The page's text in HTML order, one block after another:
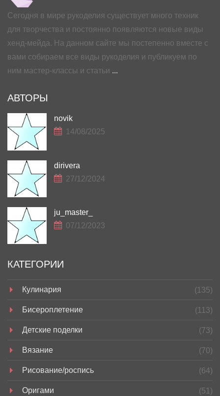
Сегодня в мире рукоделия существует много техник
для творчества и постоянно появляются новые виды
хенд-мейда. На данном сайте мы постепенно вместе с
вами собираем все виды рукоделия и публикуем по
ним мастер-классы и статьи ...
АВТОРЫ
novik
14/08/2025
dirivera
27/12/2024
ju_master_
07/12/2023
КАТЕГОРИИ
Кулинария (135)
Бисероплетение (113)
Детские поделки (73)
Вязание (70)
Рисование/роспись (64)
Оригами (51)